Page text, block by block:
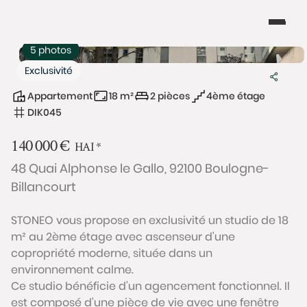
Exclusivité
5 photos
Appartement 18 m² 2 pièces
4ème étage
DIK045
140 000€ HAI*
48 Quai Alphonse le Gallo, 92100 Boulogne-
Billancourt
STONEO vous propose en exclusivité un studio de 18
m² au 2ème étage avec ascenseur d'une
copropriété moderne, située dans un
environnement calme.
Ce studio bénéficie d'un agencement fonctionnel. Il
est composé d'une pièce de vie avec une fenêtre